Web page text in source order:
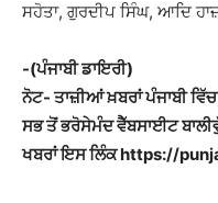
ਸਹੋਤਾ, ਗੁਰਦੀਪ ਸਿੰਘ, ਆਦਿ
-(ਪੰਜਾਬੀ ਡਾਇਰੀ)
ਨੋਟ- ਤਾਜ਼ੀਆਂ ਖ਼ਬਰਾਂ ਪੰਜਾਬੀ
ਸਭ ਤੋਂ ਭਰੋਸੇਮੰਦ ਵੈੱਬਸਾਈਟ
ਖਬਰਾਂ ਇਸ ਲਿੰਕ https://